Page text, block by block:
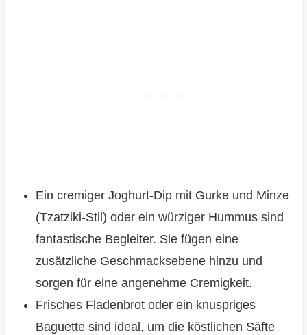
Ein cremiger Joghurt-Dip mit Gurke und Minze
(Tzatziki-Stil) oder ein würziger Hummus sind
fantastische Begleiter. Sie fügen eine
zusätzliche Geschmacksebene hinzu und
sorgen für eine angenehme Cremigkeit.
Frisches Fladenbrot oder ein knuspriges
Baguette sind ideal, um die köstlichen Säfte